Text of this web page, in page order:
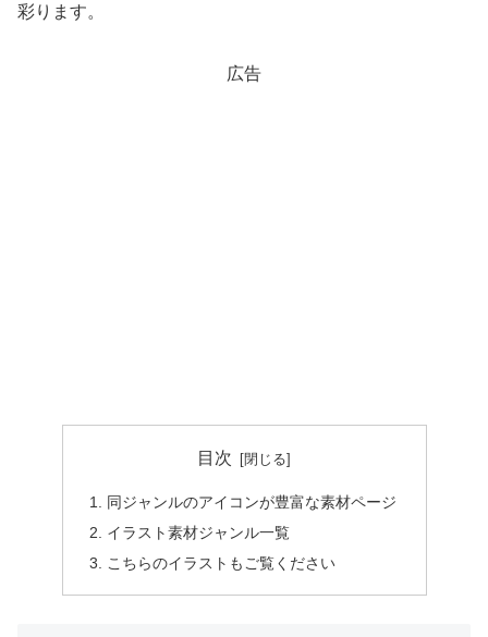
彩ります。
広告
目次
同ジャンルのアイコンが豊富な素材ページ
イラスト素材ジャンル一覧
こちらのイラストもご覧ください